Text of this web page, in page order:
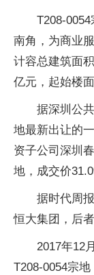
T208-
南角，为商业
计容总建筑面
亿元，起始楼
据深圳公
地最新出让的
资子公司深圳
地，成交价
据时代周
恒大集团，后
2017年12
T208-0054宗